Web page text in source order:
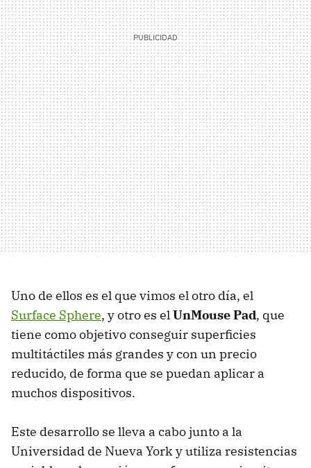
Uno de ellos es el que vimos el otro día, el
Surface Sphere, y otro es elUnMouse Pad, que
tiene como objetivo conseguir superficies
multitáctiles más grandes y con un precio
reducido, de forma que se puedan aplicar a
muchos dispositivos.
Este desarrollo se lleva a cabo junto a la
Universidad de Nueva York y utiliza resistencias